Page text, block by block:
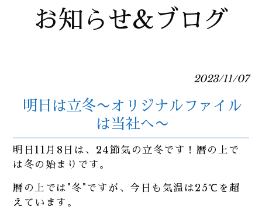
お知らせ&ブログ
2023/11/07
明日は立冬〜オリジナルファイル
は当社へ〜
明日11月8日は、24節気の立冬です！暦の上で
は冬の始まりです。
暦の上では"冬"ですが、今日も気温は25℃を超
えています。